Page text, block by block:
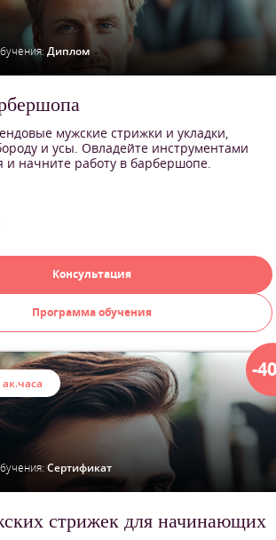
Диплом
мужские стрижки и укладки,
и усы. Овладейте инструментами
и начните работу в барбершопе.
Консультация
Программа обучения
-
ак.часа
Сертификат
стрижек для начинающих